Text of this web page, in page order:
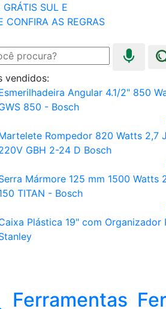
GRÁTIS SUL E
CONFIRA AS REGRAS
vendidos:
Angular 4.1/2" 850
850 - Bosch
Rompedor 820 Watts 2,7
GBH 2-24 D Bosch
Mármore 125 mm 1500 Watts
TITAN - Bosch
Plástica 19" com Organizador
Ferramentas